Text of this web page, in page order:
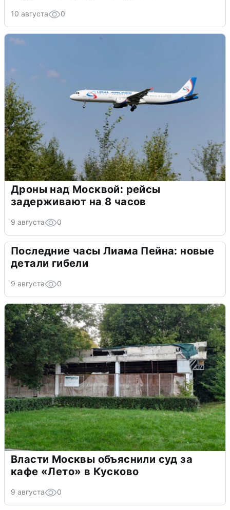
10 августа 0
Дроны над Москвой: рейсы
задерживают на 8 часов
9 августа 0
Последние часы Лиама Пейна: новые
детали гибели
9 августа 0
Власти Москвы объяснили суд за
кафе «Лето» в Кусково
9 августа 0